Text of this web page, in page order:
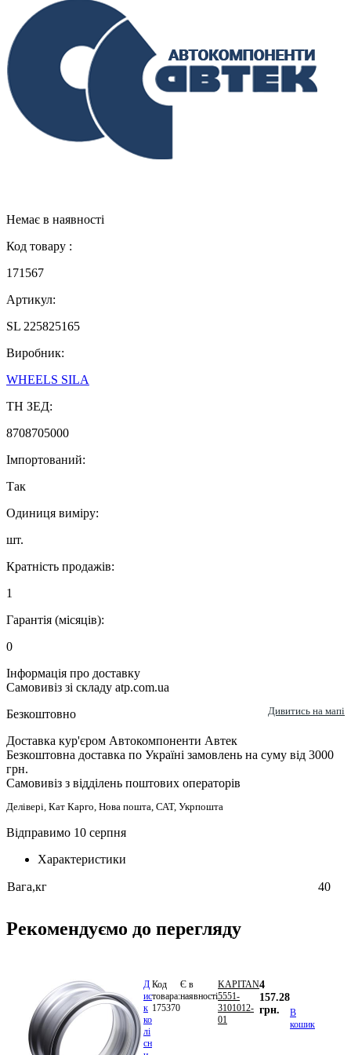
Немає в наявності
Код товару :
171567
Артикул:
SL 225825165
Виробник:
WHEELS SILA
ТН ЗЕД:
8708705000
Імпортований:
Так
Одиниця виміру:
шт.
Кратність продажів:
1
Гарантія (місяців):
0
Інформація про доставку
Самовивіз зі складу atp.com.ua
Безкоштовно
Дивитись на мапі
Доставка кур'єром Автокомпоненти Автек
Безкоштовна доставка по Україні замовлень на суму від 3000
грн.
Самовивіз з відділень поштових операторів
Делівері, Кат Карго, Нова пошта, САТ, Укрпошта
Відправимо 10 серпня
Характеристики
Вага,кг 40
Рекомендуємо до перегляду
Д
ис
к
ко
лі
сн
Код
товара:
175370
Є в
наявності
KAPITAN
5551-
3101012-
01
4
157.28
грн.
В
кошик